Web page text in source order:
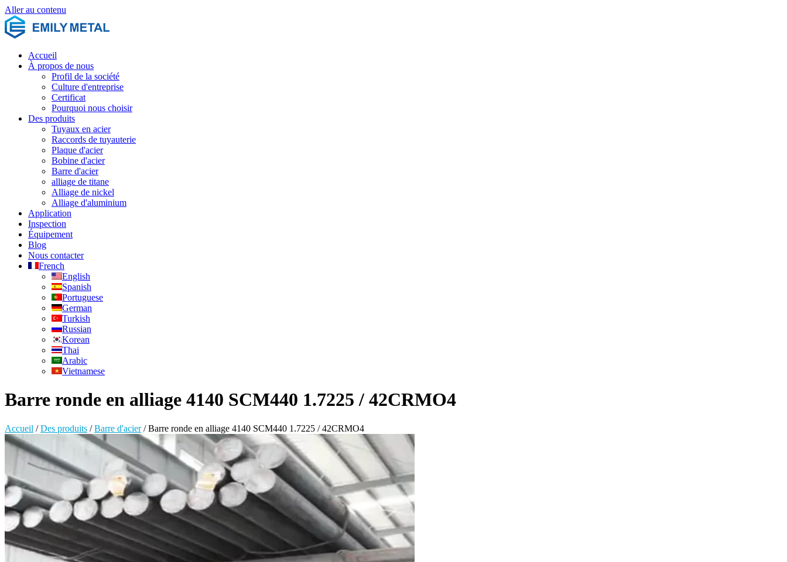
Aller au contenu
Accueil
À propos de nous
Profil de la société
Culture d'entreprise
Certificat
Pourquoi nous choisir
Des produits
Tuyaux en acier
Raccords de tuyauterie
Plaque d'acier
Bobine d'acier
Barre d'acier
alliage de titane
Alliage de nickel
Alliage d'aluminium
Application
Inspection
Équipement
Blog
Nous contacter
French
English
Spanish
Portuguese
German
Turkish
Russian
Korean
Thai
Arabic
Vietnamese
Barre ronde en alliage 4140 SCM440 1.7225 / 42CRMO4
Accueil /Des produits /Barre d'acier/Barre ronde en alliage 4140 SCM440 1.7225 / 42CRMO4